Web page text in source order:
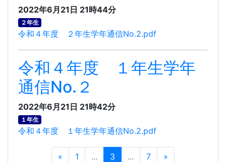
2022年6月21日 21時44分
２年生
令和４年度 ２年生学年通信No.2.pdf
令和４年度 １年生学年
通信No.２
2022年6月21日 21時42分
１年生
令和４年度 １年生学年通信No.2.pdf
« 1 ... 3 ... 7 »